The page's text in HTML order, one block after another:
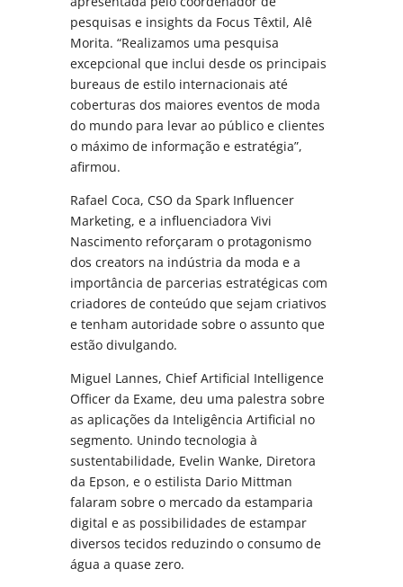
pesquisas e insights da Focus Têxtil, Alê
Morita. “Realizamos uma pesquisa
excepcional que inclui desde os principais
bureaus de estilo internacionais até
coberturas dos maiores eventos de moda
do mundo para levar ao público e clientes
o máximo de informação e estratégia”,
afirmou.
Rafael Coca, CSO da Spark Influencer
Marketing, e a influenciadora Vivi
Nascimento reforçaram o protagonismo
dos creators na indústria da moda e a
importância de parcerias estratégicas com
criadores de conteúdo que sejam criativos
e tenham autoridade sobre o assunto que
estão divulgando.
Miguel Lannes, Chief Artificial Intelligence
Officer da Exame, deu uma palestra sobre
as aplicações da Inteligência Artificial no
segmento. Unindo tecnologia à
sustentabilidade, Evelin Wanke, Diretora
da Epson, e o estilista Dario Mittman
falaram sobre o mercado da estamparia
digital e as possibilidades de estampar
diversos tecidos reduzindo o consumo de
água a quase zero.